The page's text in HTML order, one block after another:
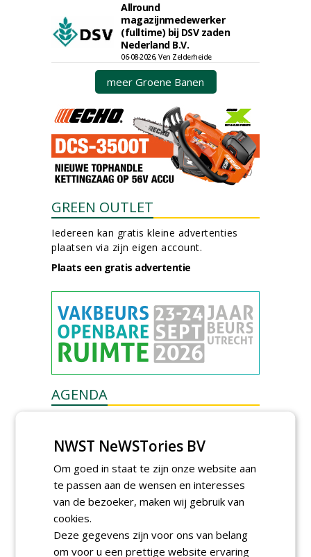
Allround
magazijnmedewerker
(fulltime) bij DSV zaden
Nederland B.V.
06-08-2026, Ven Zelderheide
meer Groene Banen
GREEN OUTLET
Iedereen kan gratis kleine advertenties
plaatsen via zijn eigen account.
Plaats een gratis advertentie
AGENDA
woensdag 9 september 2026
Poel organiseert
Boomverzorgersdag voor
boomprofessionals
vrijdag 9 oktober 2026
toekomst begint in de
openbare ruimte
NWST NeWSTories BV
Om goed in staat te zijn onze website aan
te passen aan de wensen en interesses
van de bezoeker, maken wij gebruik van
cookies.
Deze gegevens zijn voor ons van belang
om voor u een prettige website ervaring